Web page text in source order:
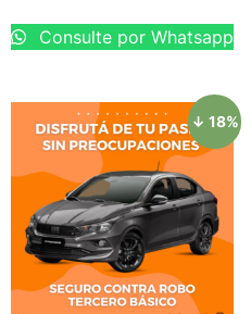
Consulte por Whatsapp
↓ 18%